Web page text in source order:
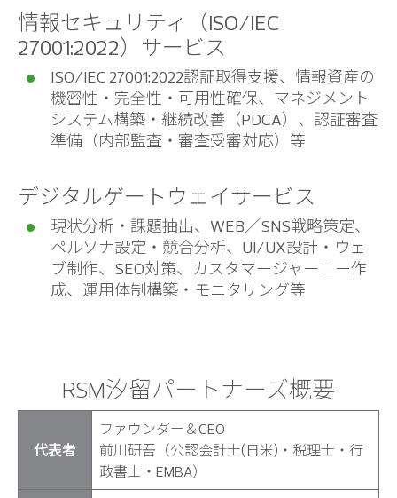
情報セキュリティ（ISO/IEC
27001:2022）サービス
ISO/IEC 27001:2022認証取得支援、情報資産の
機密性・完全性・可用性確保、マネジメント
システム構築・継続改善（PDCA）、認証審査
準備（内部監査・審査受審対応）等
デジタルゲートウェイサービス
現状分析・課題抽出、WEB／SNS戦略策定、
ペルソナ設定・競合分析、UI/UX設計・ウェ
ブ制作、SEO対策、カスタマージャーニー作
成、運用体制構築・モニタリング等
RSM汐留パートナーズ概要
代表者
ファウンダー＆CEO
前川研吾（公認会計士(日米)・税理士・行
政書士・EMBA）